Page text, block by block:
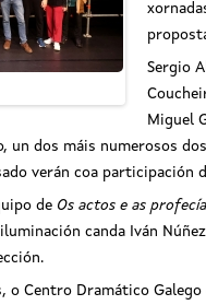
Sergio
Miguel
un dos máis numerosos
verán coa participación
de Os actos e as
canda Iván
o Centro Dramático